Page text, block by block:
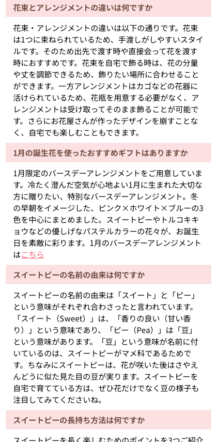
花束とアレンジメントの違いは何ですか
花束・アレンジメントの違いは以下の通りです。花束
は1つに束ねられているため、手渡しがしやすいスタイ
ルです。そのため出先で渡す時や直接会って花を渡す
時におすすめです。花束を自宅で飾る時は、花の分量
や丈を調節できるため、飾りたい場所に合わせること
ができます。一方アレンジメントはカゴなどの花器に
活けられているため、花瓶を用意する必要がなく、ア
レンジメントは受け取ってそのまま飾ることが可能で
す。さらにお花屋さんが作ったデザインを崩すことな
く、自宅でも楽しむこともできます。
1月の誕生花を使ったおすすめギフトはありますか
1月限定のバースデーアレンジメントをご用意していま
す。冷たく澄んだ空気が心地よい1月に生まれた大切な
方に贈りたい、特別なバースデーアレンジメント。冬
の早朝をイメージした、ピンク×ホワイト×ブルーの3
色を中心にまとめました。スイートピーやトルコキキ
ョウなどの優しげなパステルカラーの花々が、お誕生
日を素敵に彩ります。1月のバースデーアレンジメント
はこちら
スイートピーの名前の由来は何ですか
スイートピーの名前の由来は「スイート」と「ピー」
という意味がそれぞれ合わさったと言われています。
「スイート（Sweet）」は、「香りの良い（甘い香
り）」という意味であり、「ピー（Pea）」は「豆」
という意味があります。「豆」という意味が名前に付
いているのは、スイートピーがマメ科であるためで
す。ちなみにスイートピーは、花が咲いた後はさやえ
んどうに似た見た目の豆が実ります。スイートピーを
自宅で育てている方は、ぜひ花だけでなく豆の様子も
注目してみてくださいね。
スイートピーの長持ち方法は何ですか